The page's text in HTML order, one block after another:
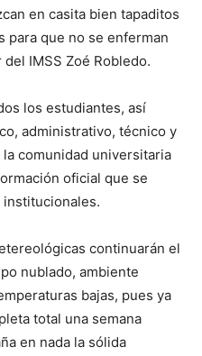
en casita bien tapaditos
para que no se enferman
IMSS Zoé Robledo.
los estudiantes, así
administrativo, técnico y
comunidad universitaria
oficial que se
institucionales.
continuarán el
nublado, ambiente
bajas, pues ya
total una semana
en nada la sólida